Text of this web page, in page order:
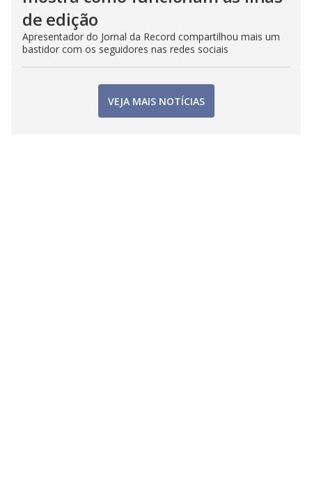
de edição
Apresentador do Jornal da Record compartilhou mais um
bastidor com os seguidores nas redes sociais
VEJA MAIS NOTÍCIAS